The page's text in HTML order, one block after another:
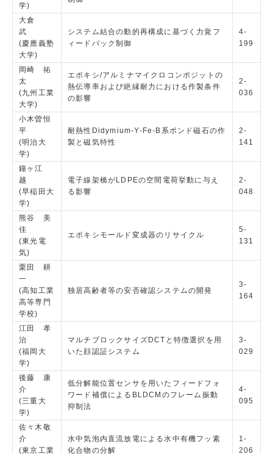
学)
大倉
武
(慶應義塾
大学)
システム結合の動的再構成に基づく力覚フ
ィードバック制御
4-
199
岡崎 祐
太
(九州工業
大学)
エポキシ/アルミナマイクロコンポジットの
熱伝導率および絶縁耐力における作製条件
の影響
2-
036
小木曽恒
平
(明治大
学)
耐熱性Didymium-Y-Fe-B系ボンド磁石の作
製と磁気特性
2-
141
鐘ヶ江
越
(早稲田大
学)
電子線架橋がLDPEの空間電荷挙動に与え
る影響
2-
048
熊谷 美
佳
(東光電
気)
エポキシモールド変成器のリサイクル
5-
131
栗田 耕
一
(高知工業
高等専門
学校)
独居高齢者等の安否確認システムの開発
3-
164
江田 孝
治
(福岡大
学)
マルチブロックサイズDCTと特徴選択を用
いた顔認証システム
3-
029
後藤 康
介
(三重大
学)
低分解能位置センサを用いたフィードフォ
ワード補償によるBLDCMのフレーム振動
抑制法
4-
095
佐々木敬
介
(東京工業
水中気泡内直流放電による水中有機フッ素
化合物の分解
1-
206